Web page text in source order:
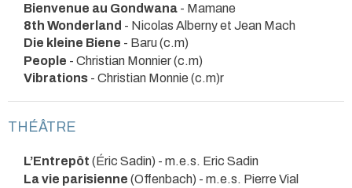
Bienvenue au Gondwana - Mamane
8th Wonderland - Nicolas Alberny et Jean Mach
Die kleine Biene - Baru (c.m)
People - Christian Monnier (c.m)
Vibrations - Christian Monnie (c.m)r
THÉÂTRE
L’Entrepôt (Éric Sadin) - m.e.s. Eric Sadin
La vie parisienne (Offenbach) - m.e.s. Pierre Vial